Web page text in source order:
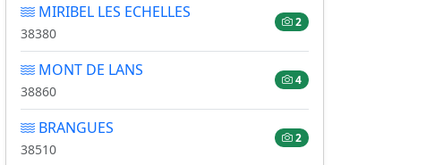
MIRIBEL LES ECHELLES
38380
2
MONT DE LANS
38860
4
BRANGUES
38510
2